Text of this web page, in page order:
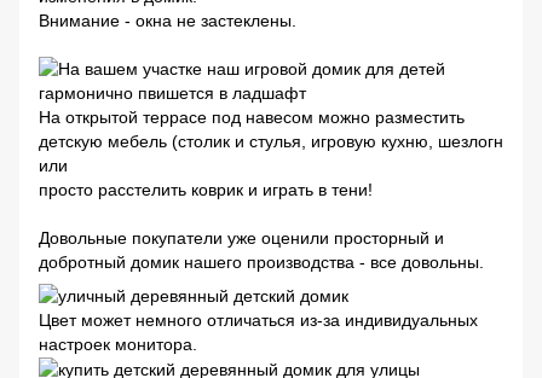
Внимание - окна не застеклены.
На открытой террасе под навесом можно разместить
детскую мебель (столик и стулья, игровую кухню, шезлогн
или
просто расстелить коврик и играть в тени!
Довольные покупатели уже оценили просторный и
добротный домик нашего производства - все довольны.
Цвет может немного отличаться из-за индивидуальных
настроек монитора.